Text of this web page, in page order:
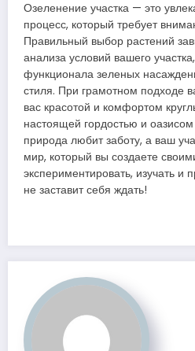
Озеленение участка — это
процесс, который требует
Правильный выбор растений
анализа условий вашего
функционала зеленых
стиля. При грамотном подходе
вас красотой и комфортом
настоящей гордостью и
природа любит заботу, а ваш
мир, который вы создаете
экспериментировать, изучать и
не заставит себя ждать!